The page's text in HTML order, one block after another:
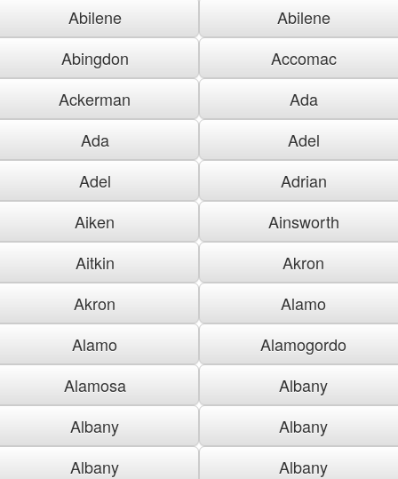
Abilene
Abilene
Abingdon
Accomac
Ackerman
Ada
Ada
Adel
Adel
Adrian
Aiken
Ainsworth
Aitkin
Akron
Akron
Alamo
Alamo
Alamogordo
Alamosa
Albany
Albany
Albany
Albany
Albany